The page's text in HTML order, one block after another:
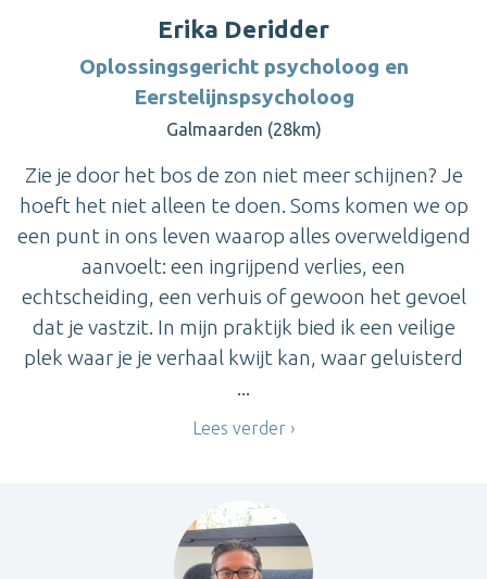
Erika Deridder
Oplossingsgericht psycholoog en
Eerstelijnspsycholoog
Galmaarden (28km)
Zie je door het bos de zon niet meer schijnen? Je
hoeft het niet alleen te doen. Soms komen we op
een punt in ons leven waarop alles overweldigend
aanvoelt: een ingrijpend verlies, een
echtscheiding, een verhuis of gewoon het gevoel
dat je vastzit. In mijn praktijk bied ik een veilige
plek waar je je verhaal kwijt kan, waar geluisterd
...
Lees verder